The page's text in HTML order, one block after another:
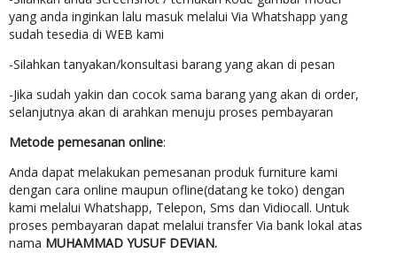
yang anda inginkan lalu masuk melalui Via Whatshapp yang
sudah tesedia di WEB kami
-Silahkan tanyakan/konsultasi barang yang akan di pesan
-Jika sudah yakin dan cocok sama barang yang akan di order,
selanjutnya akan di arahkan menuju proses pembayaran
Metode pemesanan online:
Anda dapat melakukan pemesanan produk furniture kami
dengan cara online maupun ofline(datang ke toko) dengan
kami melalui Whatshapp, Telepon, Sms dan Vidiocall. Untuk
proses pembayaran dapat melalui transfer Via bank lokal atas
nama MUHAMMAD YUSUF DEVIAN.